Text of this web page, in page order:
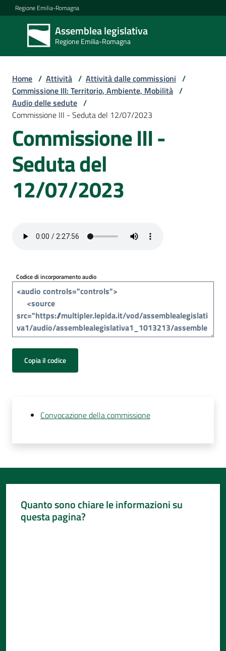
Vai al contenuto
Vai alla navigazione
Vai al footer
Regione Emilia-Romagna
Assemblea legislativa
Regione Emilia-Romagna
Assemblea
legislativa
Regione Emilia-
Assemblea
Attività
Argomenti
Per
cittadini
Home / Attività / Attività dalle commissioni /
Commissione III: Territorio, Ambiente, Mobilità /
Audio delle sedute /
Commissione III - Seduta del 12/07/2023
Commissione III -
Seduta del
12/07/2023
Codice di incorporamento audio
Copia il codice
Convocazione della commissione
Quanto sono chiare le informazioni su
questa pagina?